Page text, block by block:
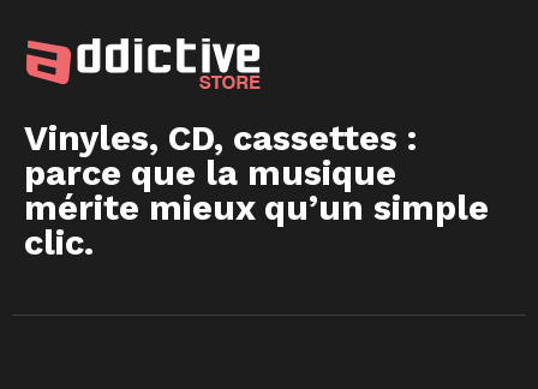
Vinyles, CD, cassettes :
parce que la musique
mérite mieux qu’un simple
clic.